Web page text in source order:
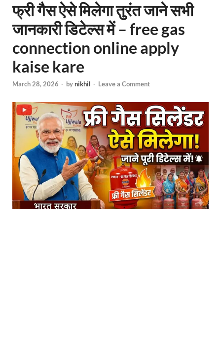
फ्री गैस ऐसे मिलेगा तुरंत जाने सभी
जानकारी डिटेल्स में – free gas
connection online apply
kaise kare
March 28, 2026 - bynikhil - Leave a Comment